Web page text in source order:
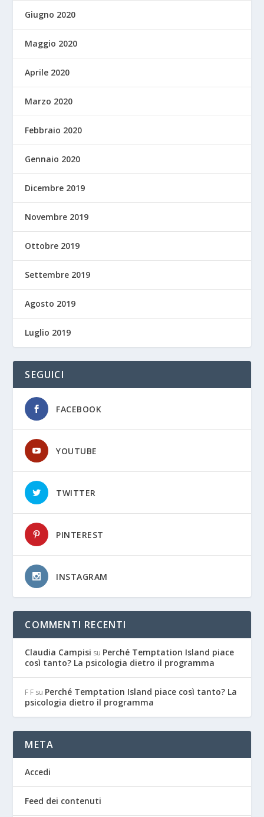
Giugno 2020
Maggio 2020
Aprile 2020
Marzo 2020
Febbraio 2020
Gennaio 2020
Dicembre 2019
Novembre 2019
Ottobre 2019
Settembre 2019
Agosto 2019
Luglio 2019
SEGUICI
FACEBOOK
YOUTUBE
TWITTER
PINTEREST
INSTAGRAM
COMMENTI RECENTI
Claudia Campisi su Perché Temptation Island piace
così tanto? La psicologia dietro il programma
F F su Perché Temptation Island piace così tanto? La
psicologia dietro il programma
META
Accedi
Feed dei contenuti